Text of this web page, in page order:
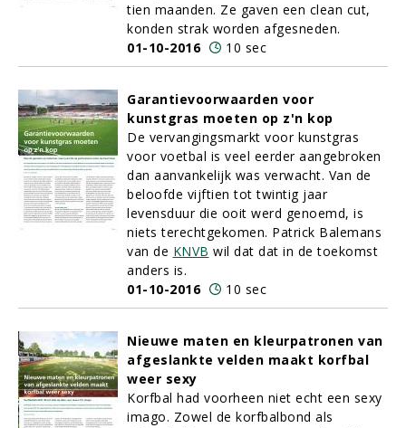
tien maanden. Ze gaven een clean cut,
konden strak worden afgesneden.
01-10-2016
10 sec
Garantievoorwaarden voor
kunstgras moeten op z'n kop
De vervangingsmarkt voor kunstgras
voor voetbal is veel eerder aangebroken
dan aanvankelijk was verwacht. Van de
beloofde vijftien tot twintig jaar
levensduur die ooit werd genoemd, is
niets terechtgekomen. Patrick Balemans
van de KNVB wil dat dat in de toekomst
anders is.
01-10-2016
10 sec
Nieuwe maten en kleurpatronen van
afgeslankte velden maakt korfbal
weer sexy
Korfbal had voorheen niet echt een sexy
imago. Zowel de korfbalbond als